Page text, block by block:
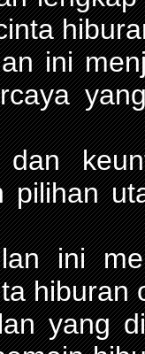
ini
dan
pilihan
ini
hiburan
yang